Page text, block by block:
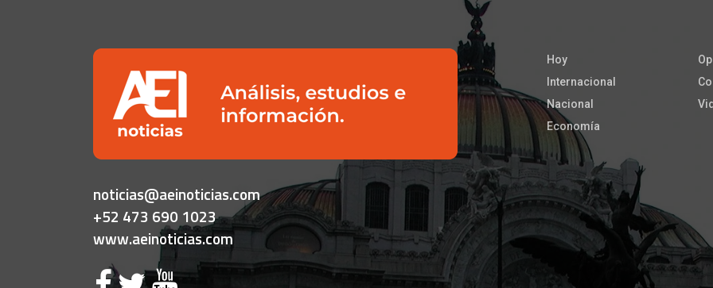
noticias@aeinoticias.com
+52 473 690 1023
www.aeinoticias.com
Hoy
Internacional
Nacional
Economía